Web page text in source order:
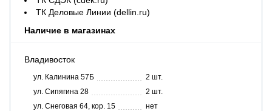
ТК Деловые Линии (dellin.ru)
Наличие в магазинах
Владивосток
ул. Калинина 57Б
2 шт.
ул. Сипягина 28
2 шт.
ул. Снеговая 64, кор. 15
нет